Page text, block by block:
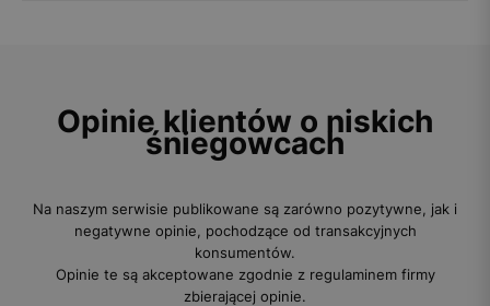
Opinie klientów o niskich
śniegowcach
Na naszym serwisie publikowane są zarówno pozytywne, jak i
negatywne opinie, pochodzące od transakcyjnych
konsumentów.
Opinie te są akceptowane zgodnie z regulaminem firmy
zbierającej opinie.